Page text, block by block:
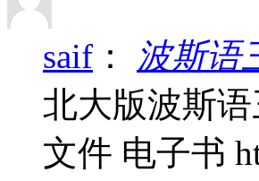
saif ： 波斯语
北大版波斯
文件 电子书